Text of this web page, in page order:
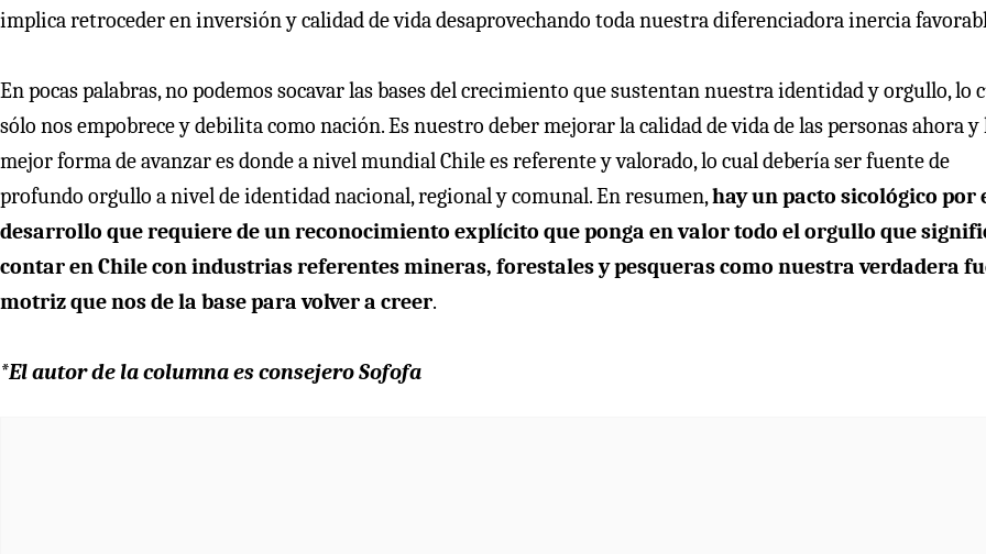
implica retroceder en inversión y calidad de vida desaprovechando toda nuestra diferenciadora inercia
En pocas palabras, no podemos socavar las bases del crecimiento que sustentan nuestra identidad y orgullo, lo
sólo nos empobrece y debilita como nación. Es nuestro deber mejorar la calidad de vida de las personas ahora y
mejor forma de avanzar es donde a nivel mundial Chile es referente y valorado, lo cual debería ser fuente de
profundo orgullo a nivel de identidad nacional, regional y comunal. En resumen,hay un pacto sicológico por
desarrollo que requiere de un reconocimiento explícito que ponga en valor todo el orgullo que
contar en Chile con industrias referentes mineras, forestales y pesqueras como nuestra verdadera
motriz que nos de la base para volver a creer.
*El autor de la columna es consejero Sofofa